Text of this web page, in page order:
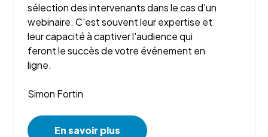
sélection des intervenants dans le cas d'un
webinaire. C'est souvent leur expertise et
leur capacité à captiver l'audience qui
feront le succès de votre événement en
ligne.
Simon Fortin
En savoir plus